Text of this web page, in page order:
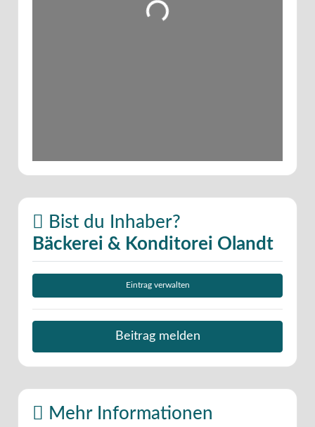
Wird geladen …
Bist du Inhaber?
Bäckerei & Konditorei Olandt
Eintrag verwalten
Beitrag melden
Mehr Informationen